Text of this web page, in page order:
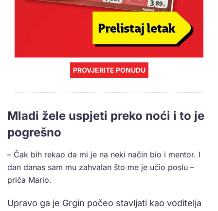
PROVJERITE PONUDU
Mladi žele uspjeti preko noći i to je
pogrešno
– Čak bih rekao da mi je na neki način bio i mentor. I
dan danas sam mu zahvalan što me je učio poslu –
priča Mario.
Upravo ga je Grgin počeo stavljati kao voditelja